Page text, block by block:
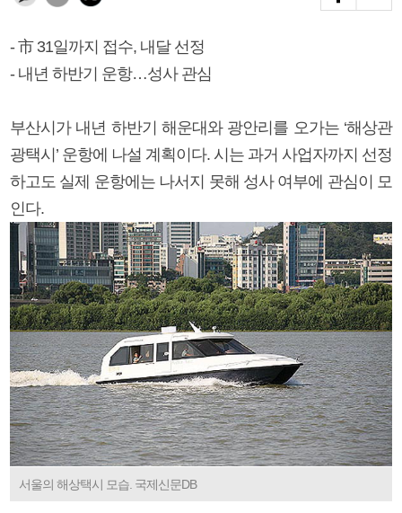
- 市 31일까지 접수, 내달 선정
- 내년 하반기 운항…성사 관심
부산시가 내년 하반기 해운대와 광안리를 오가는 ‘해상관
광택시’ 운항에 나설 계획이다. 시는 과거 사업자까지 선정
하고도 실제 운항에는 나서지 못해 성사 여부에 관심이 모
인다.
서울의 해상택시 모습. 국제신문DB